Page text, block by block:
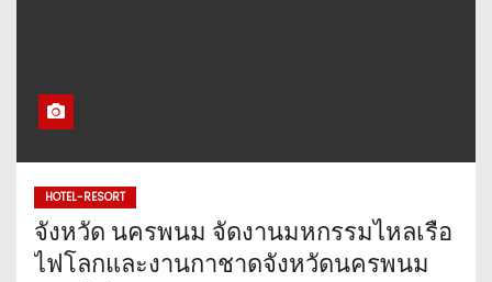
HOTEL-RESORT
จังหวัด นครพนม จัดงานมหกรรมไหลเรือ
ไฟโลกและงานกาชาดจังหวัดนครพนม